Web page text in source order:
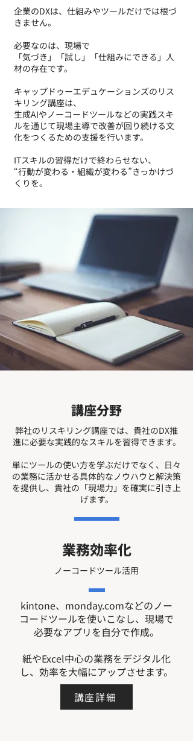
企業のDXは、仕組みやツールだけでは根づ
きません。
必要なのは、現場で
「気づき」「試し」「仕組みにできる」人
材の存在です。
キャップドゥーエデュケーションズのリス
キリング講座は、
生成AIやノーコードツールなどの実践スキ
ルを通じて現場主導で改善が回り続ける文
化をつくるための支援を行います。
ITスキルの習得だけで終わらせない、
“行動が変わる・組織が変わる”きっかけづ
くりを。
講座分野
弊社のリスキリング講座では、貴社のDX推
進に必要な実践的なスキルを習得できます。
単にツールの使い方を学ぶだけでなく、日々
の業務に活かせる具体的なノウハウと解決策
を提供し、貴社の「現場力」を確実に引き上
げます。
業務効率化
ノーコードツール活用
kintone、monday.comなどのノー
コードツールを使いこなし、現場で
必要なアプリを自分で作成。
紙やExcel中心の業務をデジタル化
し、効率を大幅にアップさせます。
講座詳細